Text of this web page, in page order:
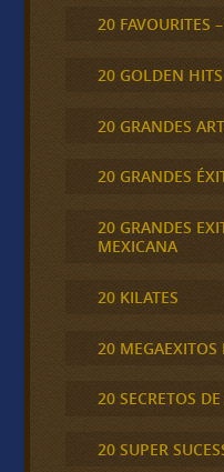
20 FAVOURITES
20 GOLDEN
20 GRANDES
20 GRANDES
20 GRANDES
MEXICANA
20 KILATES
20
20 SECRETOS
20 SUPER